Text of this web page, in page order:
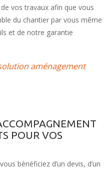
vos travaux afin que vous
du chantier par vous même
et de notre garantie
aménagement
POUR VOS
bénéficiez d’un devis, d’un